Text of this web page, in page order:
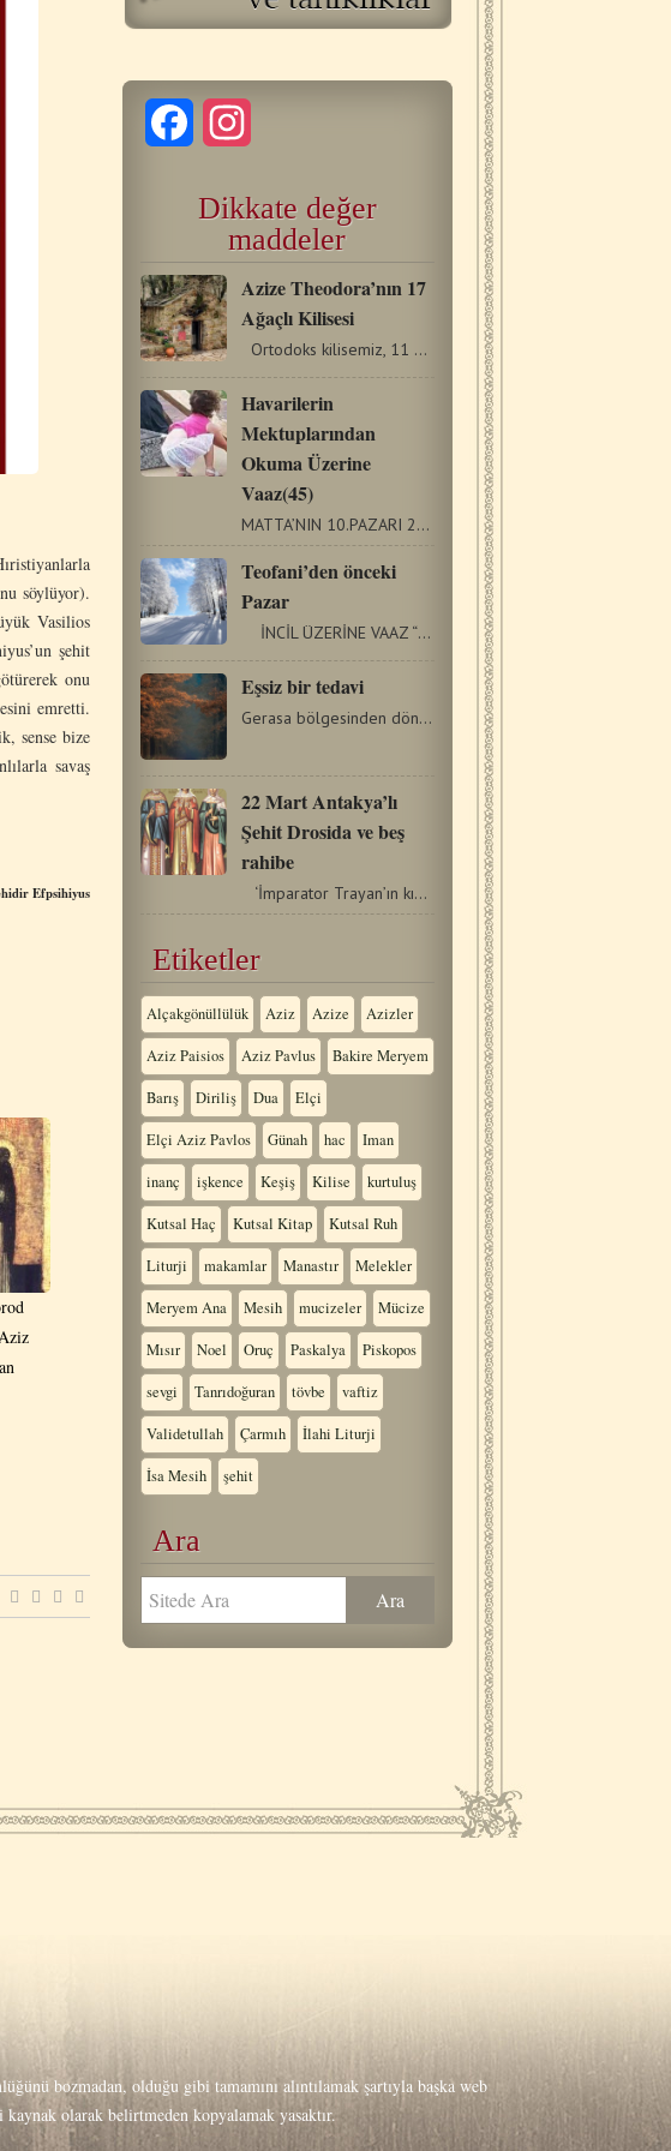
söylüyor).
Vasilios
şehit
onu
emretti.
sense bize
savaş
Efpsihiyus
Facebook
Dikkate değer
maddeler
Azize Theodora’nın 17
Ağaçlı Kilisesi
Ortodoks kilisemiz, 11 Eylül’de, Yunanistan’ın Vasta…
Havarilerin
Mektuplarından
Okuma Üzerine
Vaaz(45)
MATTA’NIN 10.PAZARI 25/8/2019 Korintliler 4: 9-16) Bugünkü…
Teofani’den önceki
Pazar
İNCİL ÜZERİNE VAAZ “RAB’BİN YOLUNU HAZIRLAYIN”…
Eşsiz bir tedavi
Gerasa bölgesinden döndükten sonra İsa, ölümü bekleyen…
22 Mart Antakya’lı
Şehit Drosida ve beş
rahibe
‘İmparator Trayan’ın kızıydı ve Mesih uğruna…
Etiketler
Alçakgönüllülük Aziz Azize Azizler
Aziz Paisios Aziz Pavlus Bakire Meryem
Barış Diriliş Dua Elçi
Elçi Aziz Pavlos Günah hac Iman
inanç işkence Keşiş Kilise kurtuluş
Kutsal Haç Kutsal Kitap Kutsal Ruh
Liturji makamlar Manastır Melekler
Meryem Ana Mesih mucizeler Mücize
Mısır Noel Oruç Paskalya Piskopos
sevgi Tanrıdoğuran tövbe vaftiz
Validetullah Çarmıh İlahi Liturji
İsa Mesih şehit
Ara
bozmadan, olduğu gibi tamamını alıntılamak şartıyla başka web
kaynak olarak belirtmeden kopyalamak yasaktır.